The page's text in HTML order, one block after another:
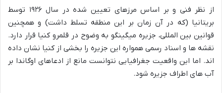
از نظر فنی و بر اساس مرزهای تعیین شده در سال ۱۹۲۶ توسط
بریتانیا (که در آن زمان بر این منطقه تسلط داشت) و همچنین
قوانین بین المللی، جزیره میگینگو به وضوح در قلمرو کنیا قرار دارد.
نقشه ها و اسناد رسمی همواره این جزیره را بخشی از کنیا نشان داده
اند. اما این واقعیت جغرافیایی نتوانست مانع از ادعاهای اوگاندا بر
آب های اطراف جزیره شود.